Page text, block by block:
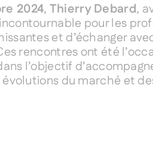
2024, Thierry Debard,
pour les
et d’échanger
rencontres ont été
l’objectif
évolutions du marché et